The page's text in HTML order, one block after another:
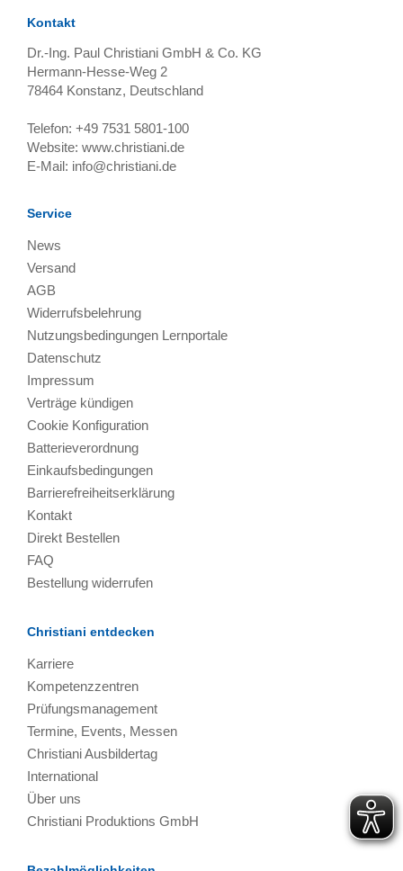
Kontakt
Dr.-Ing. Paul Christiani GmbH & Co. KG
Hermann-Hesse-Weg 2
78464 Konstanz, Deutschland
Telefon: +49 7531 5801-100
Website: www.christiani.de
E-Mail: info@christiani.de
Service
News
Versand
AGB
Widerrufsbelehrung
Nutzungsbedingungen Lernportale
Datenschutz
Impressum
Verträge kündigen
Cookie Konfiguration
Batterieverordnung
Einkaufsbedingungen
Barrierefreiheitserklärung
Kontakt
Direkt Bestellen
FAQ
Bestellung widerrufen
Christiani entdecken
Karriere
Kompetenzzentren
Prüfungsmanagement
Termine, Events, Messen
Christiani Ausbildertag
International
Über uns
Christiani Produktions GmbH